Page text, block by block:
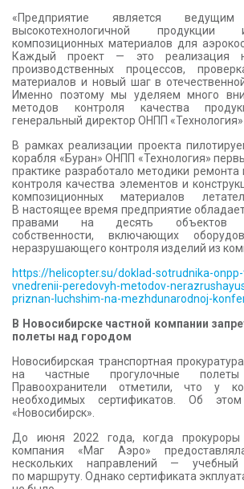
«Предприятие является ведущим
высокотехнологичной
композиционных материалов для
Каждый проект — это реализация
производственных процессов,
материалов и новый шаг в
Именно поэтому мы уделяем много
методов контроля качества
генеральный директор ОНПП
В рамках реализации проекта
корабля «Буран» ОНПП «Технология»
практике разработало методики
контроля качества элементов и
композиционных материалов
В настоящее время предприятие
правами на десять объектов
собственности, включающих
неразрушающего контроля изделий из
https://helicopter.su/doklad-sotrudnika-
vnedrenii-peredovyh-metodov-
priznan-luchshim-na-mezhdunarodnoj-
В Новосибирске частной компании
полеты над городом
Новосибирская транспортная
на частные прогулочные
Правоохранители отметили, что у
необходимых сертификатов. Об
«Новосибирск».
До июня 2022 года, когда прокуроры
компания «Маг Аэро»
нескольких направлений —
по маршруту. Однако сертификата